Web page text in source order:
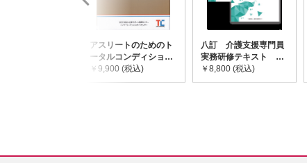
アスリートのためのト
ータルコンディショニ
ングガイドライン
￥9,900 (税込)
八訂 介護支援専門員
実務研修テキスト
(上・下巻/分売不可)
￥8,800 (税込)